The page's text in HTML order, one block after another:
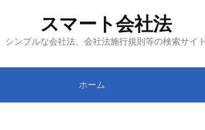
スマート会社法
シンプルな会社法、会社法施行規則等の検索サイト
ホーム